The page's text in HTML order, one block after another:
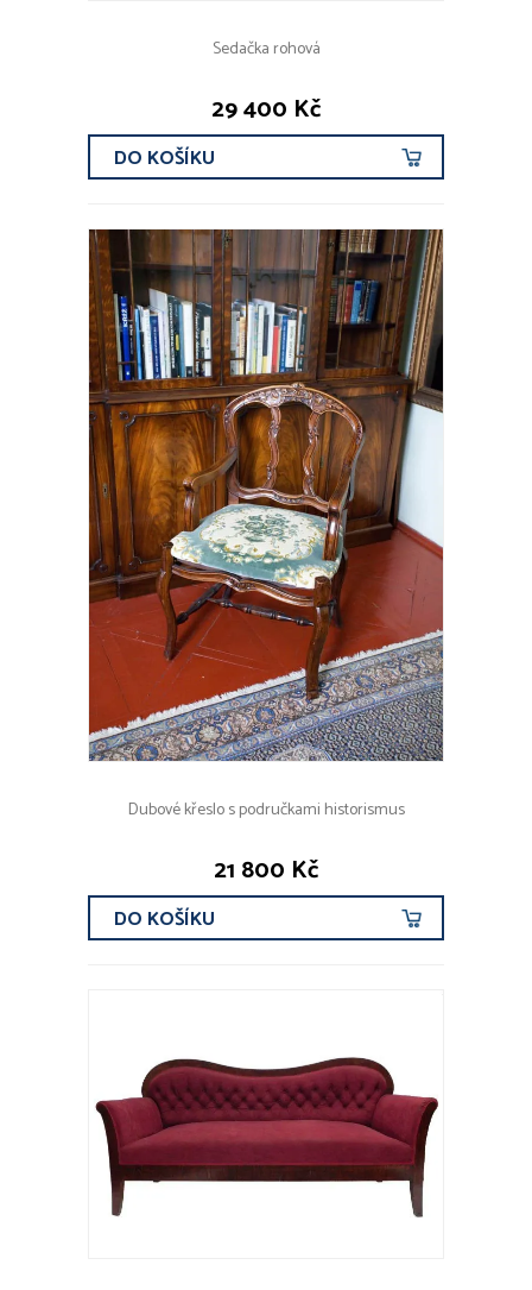
Sedačka rohová
29 400 Kč
DO KOŠÍKU
Dubové křeslo s područkami historismus
21 800 Kč
DO KOŠÍKU